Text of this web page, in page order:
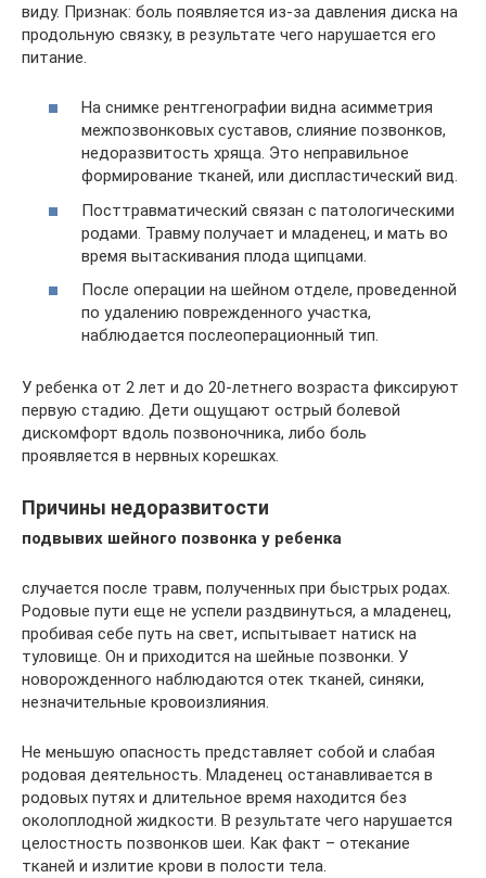
виду. Признак: боль появляется из-за давления диска на
продольную связку, в результате чего нарушается его
питание.
На снимке рентгенографии видна асимметрия
межпозвонковых суставов, слияние позвонков,
недоразвитость хряща. Это неправильное
формирование тканей, или диспластический вид.
Посттравматический связан с патологическими
родами. Травму получает и младенец, и мать во
время вытаскивания плода щипцами.
После операции на шейном отделе, проведенной
по удалению поврежденного участка,
наблюдается послеоперационный тип.
У ребенка от 2 лет и до 20-летнего возраста фиксируют
первую стадию. Дети ощущают острый болевой
дискомфорт вдоль позвоночника, либо боль
проявляется в нервных корешках.
Причины недоразвитости
подвывих шейного позвонка у ребенка
случается после травм, полученных при быстрых родах.
Родовые пути еще не успели раздвинуться, а младенец,
пробивая себе путь на свет, испытывает натиск на
туловище. Он и приходится на шейные позвонки. У
новорожденного наблюдаются отек тканей, синяки,
незначительные кровоизлияния.
Не меньшую опасность представляет собой и слабая
родовая деятельность. Младенец останавливается в
родовых путях и длительное время находится без
околоплодной жидкости. В результате чего нарушается
целостность позвонков шеи. Как факт – отекание
тканей и излитие крови в полости тела.